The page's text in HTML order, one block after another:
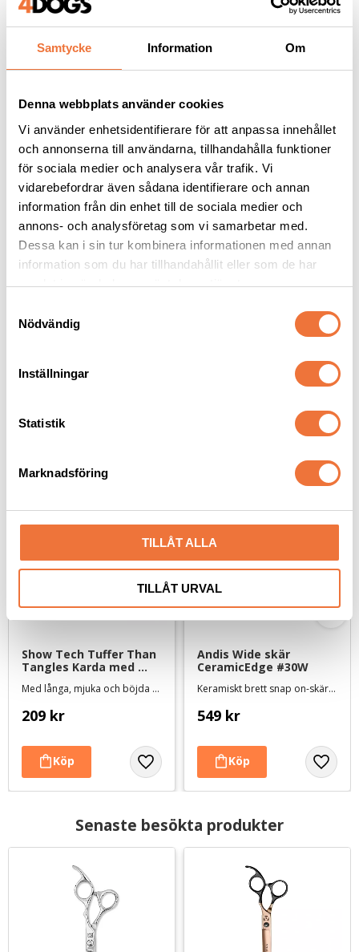
Samtycke Information Om
Denna webbplats använder cookies
Vi använder enhetsidentifierare för att anpassa innehållet
och annonserna till användarna, tillhandahålla funktioner
för sociala medier och analysera vår trafik. Vi
vidarebefordrar även sådana identifierare och annan
information från din enhet till de sociala medier och
annons- och analysföretag som vi samarbetar med.
Dessa kan i sin tur kombinera informationen med annan
information som du har tillhandahållit eller som de har
samlat in när du har använt deras tjänster.
Nödvändig
Inställningar
Statistik
Marknadsföring
TILLÅT ALLA
TILLÅT URVAL
Liknande produkter
effileringssax för
effileringssax 40
Unikt fingergrepp och v-formade tänder - längd ca 19 cm
Show Tech Tuffer Than
Tangles Karda med
normala stift - Large
Med långa, mjuka och böjda stift
209 kr
Andis Wide skär
CeramicEdge #30W
Keramiskt brett snap on-skär - Lämnar 0,5 mm
549 kr
Senaste besökta produkter